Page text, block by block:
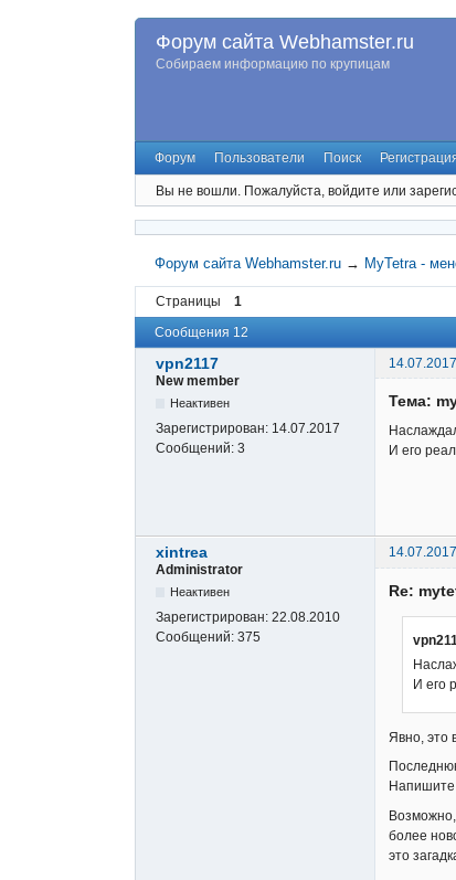
Форум сайта Webhamster.ru
Собираем информацию по крупицам
Форум Пользователи Поиск
Вы не вошли. Пожалуйста, войдите или
Форум сайта Webhamster.ru → MyTetra -
Страницы 1
Сообщения 12
vpn2117
New member
Неактивен
Зарегистрирован: 14.07.2017
Сообщений: 3
Тема:
И его
xintrea
Administrator
Неактивен
Зарегистрирован: 22.08.2010
Сообщений: 375
Re:
И его
Явно, это
более
это